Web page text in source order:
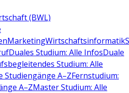
(BWL)
MarketingWirtschaftsinformatik
Duales Studium: Alle InfosDuale
Studium: Alle
Studiengänge A–ZFernstudium:
A–ZMaster Studium: Alle